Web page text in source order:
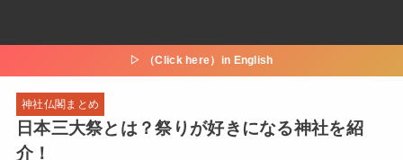
▷ （Click here）in English
神社仏閣まとめ
日本三大祭とは？祭りが好きになる神社を紹
介！